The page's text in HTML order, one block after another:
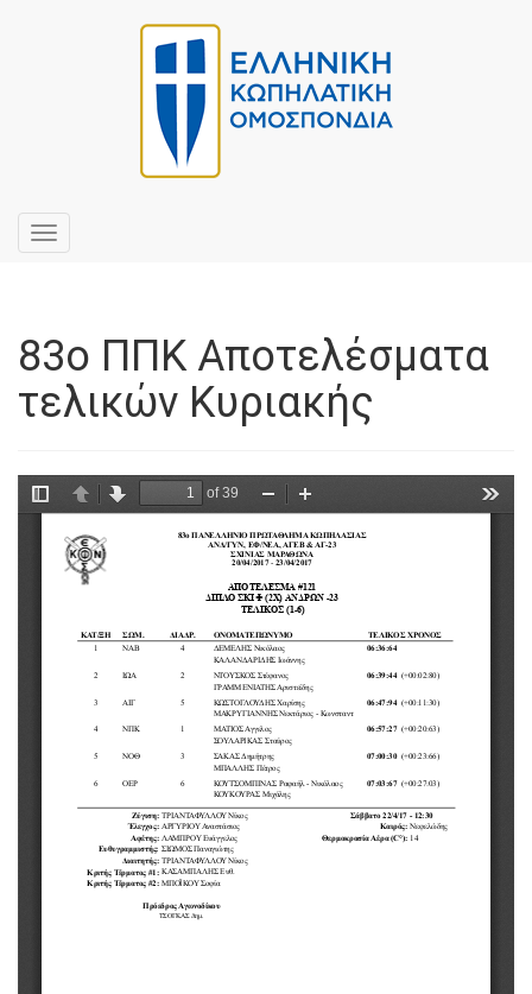
Toggle
navigation
83o ΠΠΚ Αποτελέσματα
τελικών Κυριακής